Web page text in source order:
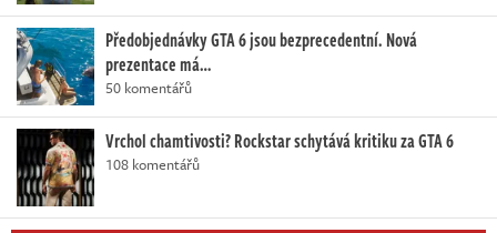
Předobjednávky GTA 6 jsou bezprecedentní. Nová
prezentace má…
50 komentářů
Vrchol chamtivosti? Rockstar schytává kritiku za GTA 6
108 komentářů